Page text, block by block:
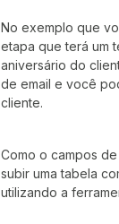
No exemplo que
etapa que terá um
aniversário do
de email e você
cliente.
Como o campos
subir uma tabela
utilizando a